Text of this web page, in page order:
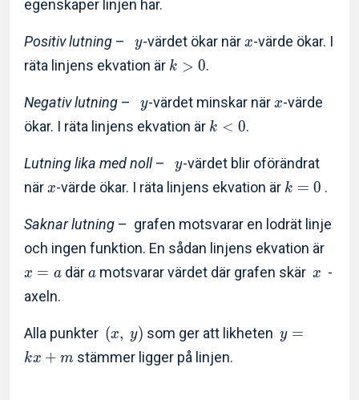
egenskaper linjen har.
Positiv lutning – y-värdet ökar när x-värde ökar. I
räta linjens ekvation är k > 0.
Negativ lutning – y-värdet minskar när x-värde
ökar. I räta linjens ekvation är k < 0.
Lutning lika med noll– y-värdet blir oförändrat
när x-värde ökar. I räta linjens ekvation är k = 0 .
Saknar lutning – grafen motsvarar en lodrät linje
och ingen funktion. En sådan linjens ekvation är
x = adär amotsvarar värdet där grafen skär x -
axeln.
Alla punkter (x, y) som ger att likheten y =
kx + m stämmer ligger på linjen.